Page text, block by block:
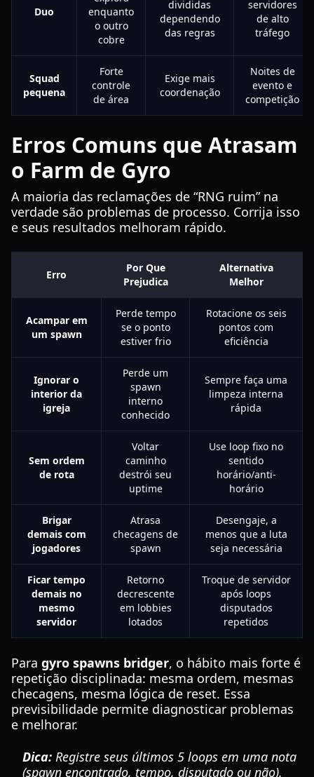
Duo
enquanto
o outro
cobre
divididas
dependendo
das regras
servidores
de alto
tráfego
Squad
pequena
Forte
controle
de área
Exige mais
coordenação
Noites de
evento e
competição
Erros Comuns que Atrasam
o Farm de Gyro
A maioria das reclamações de “RNG ruim” na
verdade são problemas de processo. Corrija isso
e seus resultados melhoram rápido.
Erro
Por Que
Prejudica
Alternativa
Melhor
Acampar em
um spawn
Perde tempo
se o ponto
estiver frio
Rotacione os seis
pontos com
eficiência
Ignorar o
interior da
igreja
Perde um
spawn
interno
conhecido
Sempre faça uma
limpeza interna
rápida
Sem ordem
de rota
Voltar
caminho
destrói seu
uptime
Use loop fixo no
sentido
horário/anti-
horário
Brigar
demais com
jogadores
Atrasa
checagens de
spawn
Desengaje, a
menos que a luta
seja necessária
Ficar tempo
demais no
mesmo
servidor
Retorno
decrescente
em lobbies
lotados
Troque de servidor
após loops
disputados
repetidos
Para gyro spawns bridger, o hábito mais forte é
repetição disciplinada: mesma ordem, mesmas
checagens, mesma lógica de reset. Essa
previsibilidade permite diagnosticar problemas
e melhorar.
Dica: Registre seus últimos 5 loops em uma nota
(spawn encontrado, tempo, disputado ou não).